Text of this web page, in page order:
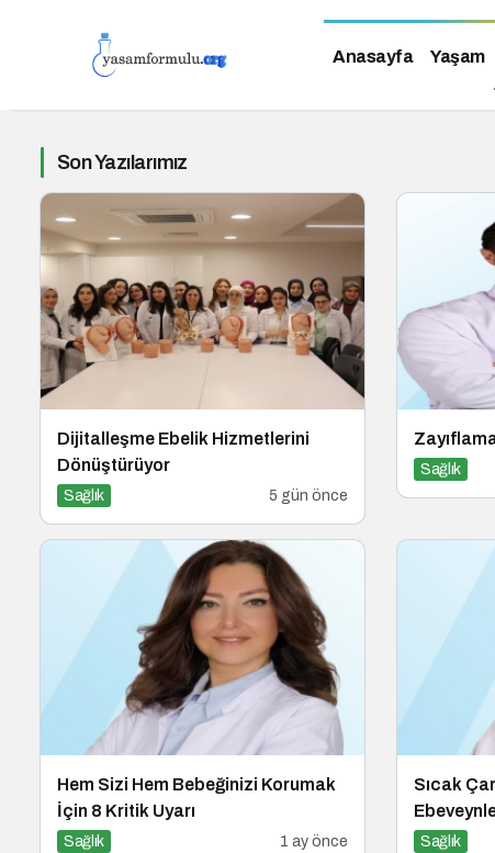
Anasayfa Yaşam
Son Yazılarımız
Dijitalleşme Ebelik Hizmetlerini
Dönüştürüyor
Sağlık 5 gün önce
Sağlık
Hem Sizi Hem Bebeğinizi Korumak
İçin 8 Kritik Uyarı
Sağlık 1 ay önce
Sıcak
Sağlık